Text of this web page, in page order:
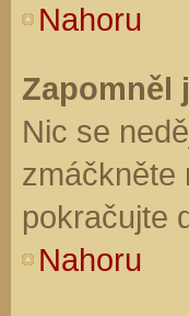
Nahoru
Zapomněl
Nic se
pokračujte
Nahoru